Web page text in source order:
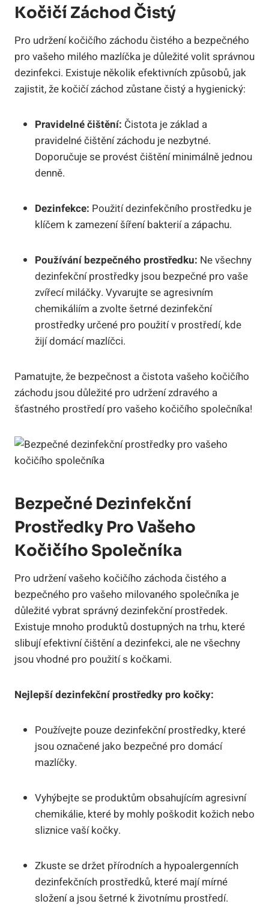
Kočičí Záchod Čistý
Pro udržení kočičího záchodu čistého a bezpečného
pro vašeho milého mazlíčka je důležité volit správnou
dezinfekci. Existuje několik efektivních způsobů, jak
zajistit, že kočičí záchod zůstane čistý a hygienický:
Pravidelné čištění: Čistota je základ a
pravidelné čištění záchodu je nezbytné.
Doporučuje se provést čištění minimálně jednou
denně.
Dezinfekce: Použití dezinfekčního prostředku je
klíčem k zamezení šíření bakterií a zápachu.
Používání bezpečného prostředku: Ne všechny
dezinfekční prostředky jsou bezpečné pro vaše
zvířecí miláčky. Vyvarujte se agresivním
chemikáliím a zvolte šetrné dezinfekční
prostředky určené pro použití v prostředí, kde
žijí domácí mazlíčci.
Pamatujte, že bezpečnost a čistota vašeho kočičího
záchodu jsou důležité pro udržení zdravého a
šťastného prostředí pro vašeho kočičího společníka!
Bezpečné Dezinfekční
Prostředky Pro Vašeho
Kočičího Společníka
Pro udržení vašeho kočičího záchoda čistého a
bezpečného pro vašeho milovaného společníka je
důležité vybrat správný dezinfekční prostředek.
Existuje mnoho produktů dostupných na trhu, které
slibují efektivní čištění a dezinfekci, ale ne všechny
jsou vhodné pro použití s kočkami.
Nejlepší dezinfekční prostředky pro kočky:
Používejte pouze dezinfekční prostředky, které
jsou označené jako bezpečné pro domácí
mazlíčky.
Vyhýbejte se produktům obsahujícím agresivní
chemikálie, které by mohly poškodit kožich nebo
sliznice vaší kočky.
Zkuste se držet přírodních a hypoalergenních
dezinfekčních prostředků, které mají mírné
složení a jsou šetrné k životnímu prostředí.